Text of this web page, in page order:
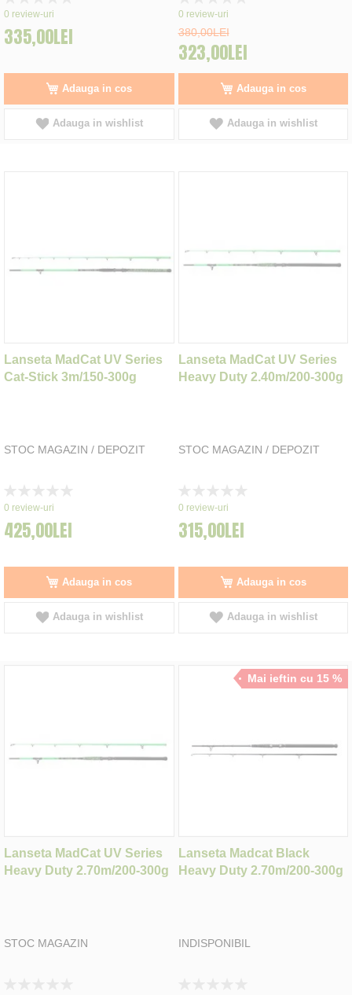
0%
0 review-uri
335,00LEI
Adauga in cos
Adauga in wishlist
0%
0 review-uri
380,00LEI
323,00LEI
Adauga in cos
Adauga in wishlist
Lanseta MadCat UV Series
Cat-Stick 3m/150-300g
STOC MAGAZIN / DEPOZIT
0%
0 review-uri
425,00LEI
Adauga in cos
Adauga in wishlist
Lanseta MadCat UV Series
Heavy Duty 2.40m/200-300g
STOC MAGAZIN / DEPOZIT
0%
0 review-uri
315,00LEI
Adauga in cos
Adauga in wishlist
Lanseta MadCat UV Series
Heavy Duty 2.70m/200-300g
STOC MAGAZIN
Mai ieftin cu 15 %
Lanseta Madcat Black
Heavy Duty 2.70m/200-300g
INDISPONIBIL